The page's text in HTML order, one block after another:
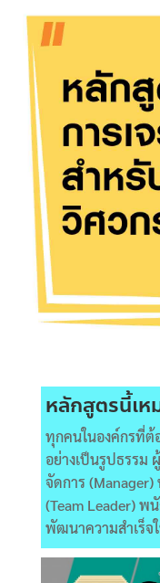
หลักสูตรนี้เห
ทุกคนในองค์กรที่ต้
อย่างเป็นรูปธรรม
จัดการ (Manager)
(Team Leader)พนั
พัฒนาความสำเร็จ